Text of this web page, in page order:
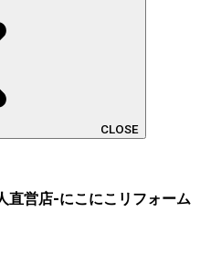
CLOSE
直営店-にこにこリフォーム